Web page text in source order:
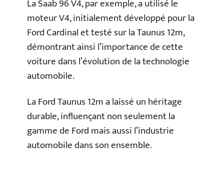
La Saab 96 V4, par exemple, a utilisé le
moteur V4, initialement développé pour la
Ford Cardinal et testé sur la Taunus 12m,
démontrant ainsi l’importance de cette
voiture dans l’évolution de la technologie
automobile.
La Ford Taunus 12m a laissé un héritage
durable, influençant non seulement la
gamme de Ford mais aussi l’industrie
automobile dans son ensemble.